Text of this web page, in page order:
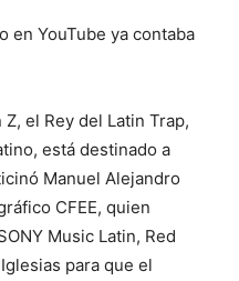
en YouTube ya contaba
el Rey del Latin Trap,
está destinado a
Manuel Alejandro
CFEE, quien
Music Latin, Red
para que el